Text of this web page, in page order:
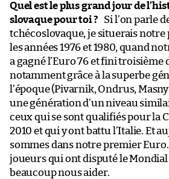
Quel est le plus grand jour de
slovaque pour toi ? Si l’on parle
tchécoslovaque, je situerais notre
les années 1976 et 1980, quand
a gagné l’Euro 76 et fini troisième
notamment grâce à la superbe
l’époque (Pivarnik, Ondrus,
une génération d’un niveau
ceux qui se sont qualifiés pour la
2010 et qui y ont battu l’Italie. Et
sommes dans notre premier Euro.
joueurs qui ont disputé le
beaucoup nous aider.